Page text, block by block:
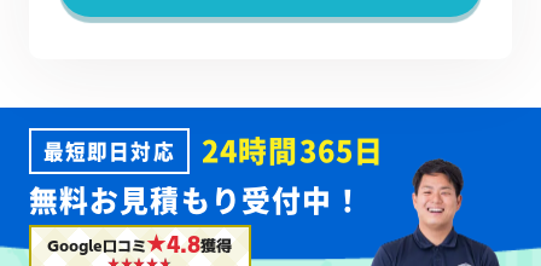
最短即日対応
24時間365日
無料お見積もり受付中！
Google口コミ★4.8獲得